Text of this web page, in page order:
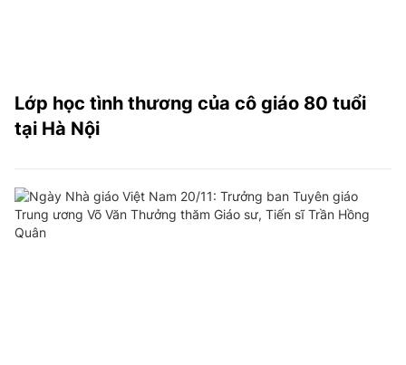
Lớp học tình thương của cô giáo 80 tuổi
tại Hà Nội